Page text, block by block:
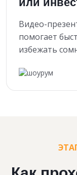
Видео-
помогает
избежать